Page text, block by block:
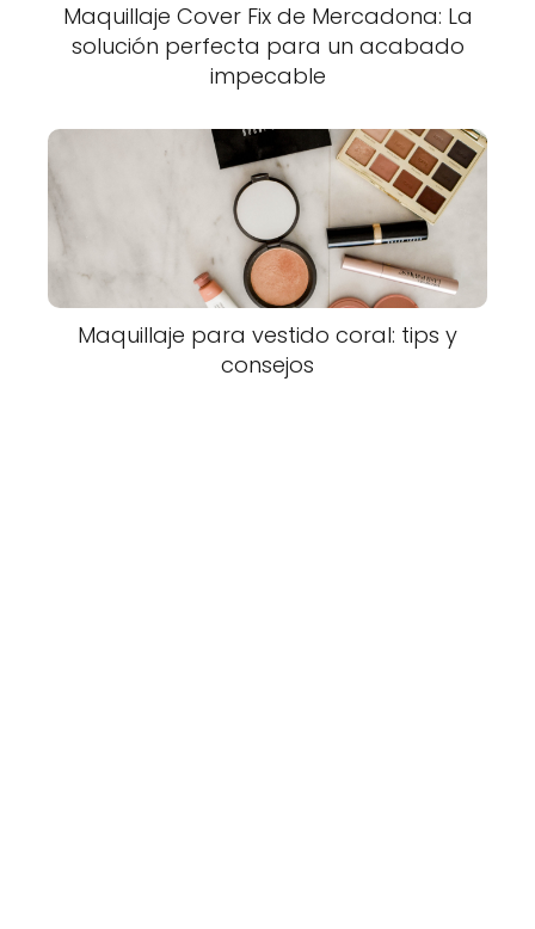
Maquillaje Cover Fix de Mercadona: La
solución perfecta para un acabado
impecable
Maquillaje para vestido coral: tips y
consejos